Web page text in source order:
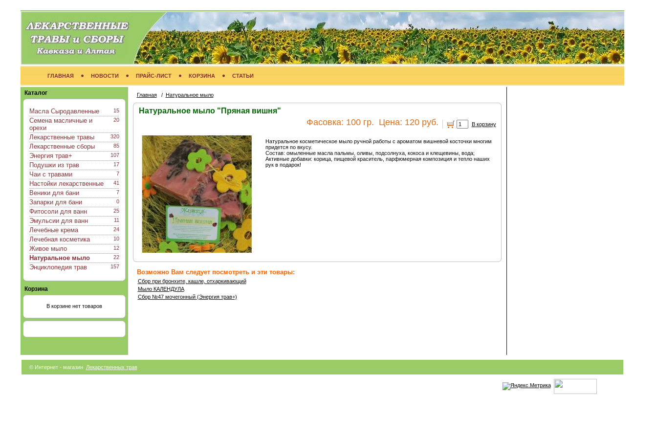
ГЛАВНАЯ НОВОСТИ ПРАЙС-ЛИСТ КОРЗИНА СТАТЬИ
Каталог
15
Масла Сыродавленные
20
Семена масличные и
орехи
320
Лекарственные травы
85
Лекарственные сборы
107
Энергия трав+
17
Подушки из трав
7
Чаи с травами
41
Настойки лекарственные
7
Веники для бани
0
Запарки для бани
25
Фитосоли для ванн
11
Эмульсии для ванн
24
Лечебные крема
10
Лечебная косметика
12
Живое мыло
22
Натуральное мыло
157
Энциклопедия трав
Корзина
В корзине нет товаров
Главная/ Натуральное мыло
Натуральное мыло "Пряная вишня"
Фасовка: 100 гр. Цена: 120 руб. В корзину
Натуральное косметическое мыло ручной работы с ароматом вишневой косточки многим
придется по вкусу.
Состав: омыленные масла пальмы, оливы, подсолнуха, кокоса и клещевины, вода;
Активные добавки: корица, пищевой краситель, парфюмерная композиция и тепло наших
рук в подарок!
Возможно Вам следует посмотреть и эти товары:
Сбор при бронхите, кашле, отхаркивающий
Мыло КАЛЕНДУЛА
Сбор №47 мочегонный (Энергия трав+)
© Интернет - магазин Лекарственных трав